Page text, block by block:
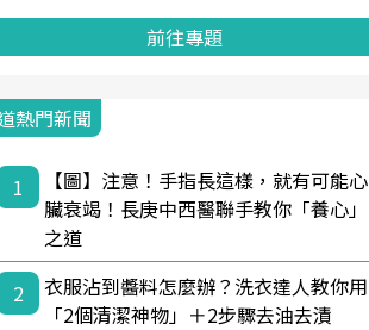
前往專題
熱門新聞
1
【圖】注意！手指長這樣，就有可能心
臟衰竭！長庚中西醫聯手教你「養心」
之道
2
衣服沾到醬料怎麼辦？洗衣達人教你用
「2個清潔神物」＋2步驟去油去漬